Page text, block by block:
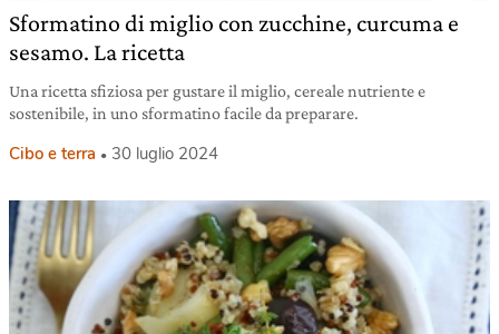
Sformatino di miglio con zucchine, curcuma e
sesamo. La ricetta
Una ricetta sfiziosa per gustare il miglio, cereale nutriente e
sostenibile, in uno sformatino facile da preparare.
Cibo e terra 30 luglio 2024